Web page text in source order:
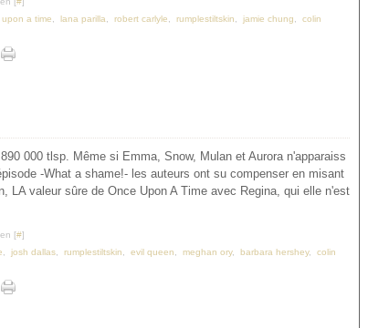
a time lana parilla robert carlyle rumplestiltskin jamie chung
colin
000 tlsp. Même si Emma, Snow, Mulan et Aurora n'apparaiss
-What a shame!- les auteurs ont su compenser en misant
LA valeur sûre de Once Upon A Time avec Regina, qui elle n'est
[#]
josh dallas rumplestiltskin evil queen meghan ory, barbara hershey, colin